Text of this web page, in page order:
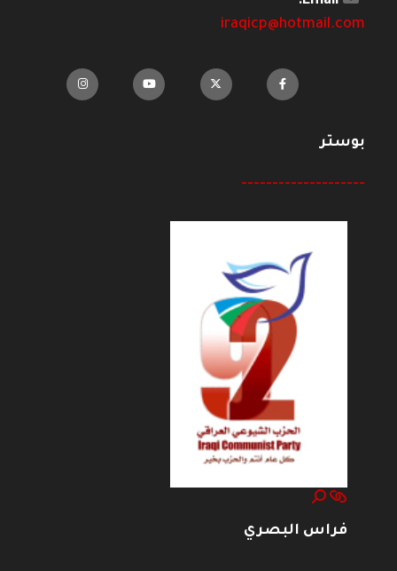
iraqicp@hotmail.com
بوستر
--------------------
فراس البصري